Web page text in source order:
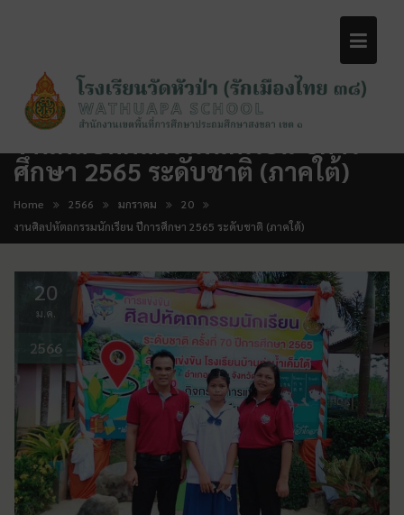
ศึกษา 2565 ระดับชาติ (ภาคใต้)
Home 2566 มกราคม
20
งานศิลปหัตถกรรมนักเรียน ปีการศึกษา 2565 ระดับชาติ (ภาคใต้)
20
ม.ค.
2566